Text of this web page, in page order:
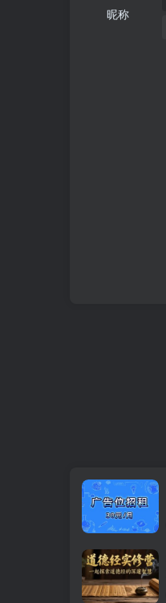
昵称